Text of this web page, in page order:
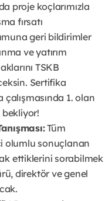
proje koçlarımızla
fırsatı
geri bildirimler
ve yatırım
TSKB
Sertifika
1. olan
Tüm
olumlu sonuçlanan
ettiklerini sorabilmek
direktör ve genel